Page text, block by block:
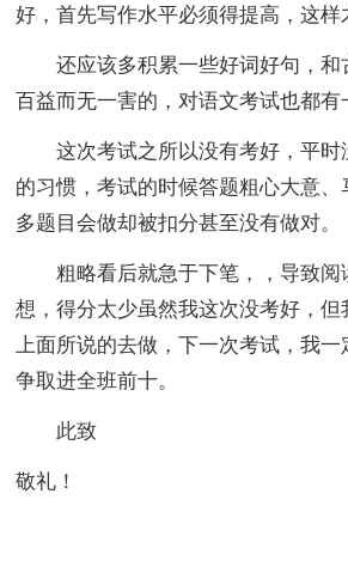
好，首先写作水平必须得提高，这样
还应该多积累一些好词好句，和
百益而无一害的，对语文考试也都有
这次考试之所以没有考好，平时
的习惯，考试的时候答题粗心大意、
多题目会做却被扣分甚至没有做对。
粗略看后就急于下笔，，导致阅
想，得分太少虽然我这次没考好，但
上面所说的去做，下一次考试，我一
争取进全班前十。
此致
敬礼！